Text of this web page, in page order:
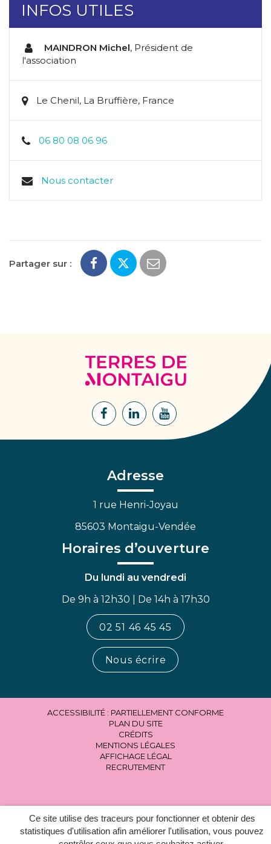
Ce site utilise des traceurs pour fonctionner et obtenir des
statistiques d'utilisation afin améliorer l'utilisation, vous pouvez
INFOS UTILES
MAINDRON Michel, Président de
l'association
Le Chenil, La Bruffière, France
06 80 08 06 96
Nous contacter
Partager sur :
Terres
de
Lien
Facebook
Lien
Linkedin
Lien
Adresse
1 rue Henri-Joyau
85603 Montaigu-Vendée
Horaires d’ouverture
Du lundi au vendredi
De 9h à 12h30 | De 14h à 17h30
02 51 46 45 45
Nous écrire
ACCESSIBILITÉ : PARTIELLEMENT CONFORME
PLAN DU SITE
CRÉDITS
MENTIONS LÉGALES
AFFICHAGE LÉGAL
RECRUTEMENT